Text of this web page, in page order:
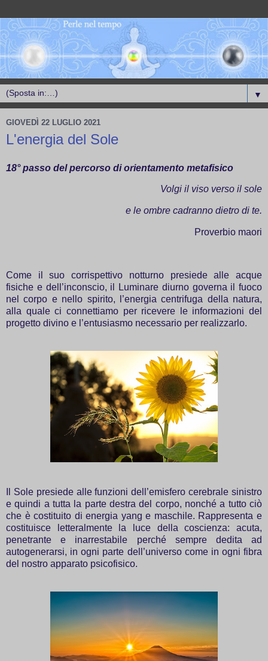
▼
GIOVEDÌ 22 LUGLIO 2021
L'energia del Sole
18° passo del percorso di orientamento metafisico
Volgi il viso verso il sole
e le ombre cadranno dietro di te.
Proverbio maori
Come il suo corrispettivo notturno presiede alle acque
fisiche e dell’inconscio, il Luminare diurno governa il fuoco
nel corpo e nello spirito, l’energia centrifuga della natura,
alla quale ci connettiamo per ricevere le informazioni del
progetto divino e l’entusiasmo necessario per realizzarlo.
Il Sole presiede alle funzioni dell’emisfero cerebrale sinistro
e quindi a tutta la parte destra del corpo, nonché a tutto ciò
che è costituito di energia yang e maschile. Rappresenta e
costituisce letteralmente la luce della coscienza: acuta,
penetrante e inarrestabile perché sempre dedita ad
autogenerarsi, in ogni parte dell’universo come in ogni fibra
del nostro apparato psicofisico.